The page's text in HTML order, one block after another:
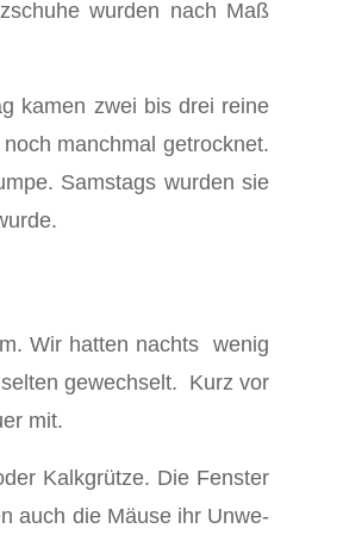
wurden nach Maß
kamen zwei bis drei reine
manchmal getrocknet.
Samstags wurden sie
Wir hatten nachts wenig
gewechselt. Kurz vor
mit.
Kalkgrütze. Die Fenster
auch die Mäuse ihr Unwe­